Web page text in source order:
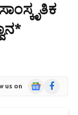
us on
GoogleFacebook